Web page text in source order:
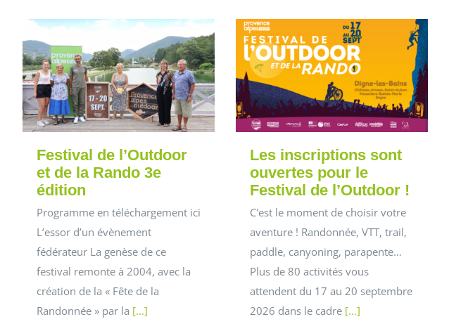
Festival de l’Outdoor
et de la Rando 3e
édition
Programme en téléchargement ici
L’essor d’un évènement
fédérateur La genèse de ce
festival remonte à 2004, avec la
création de la « Fête de la
Randonnée » par la [...]
Les inscriptions sont
ouvertes pour le
Festival de l’Outdoor !
C'est le moment de choisir votre
aventure ! Randonnée, VTT, trail,
paddle, canyoning, parapente…
Plus de 80 activités vous
attendent du 17 au 20 septembre
2026 dans le cadre [...]